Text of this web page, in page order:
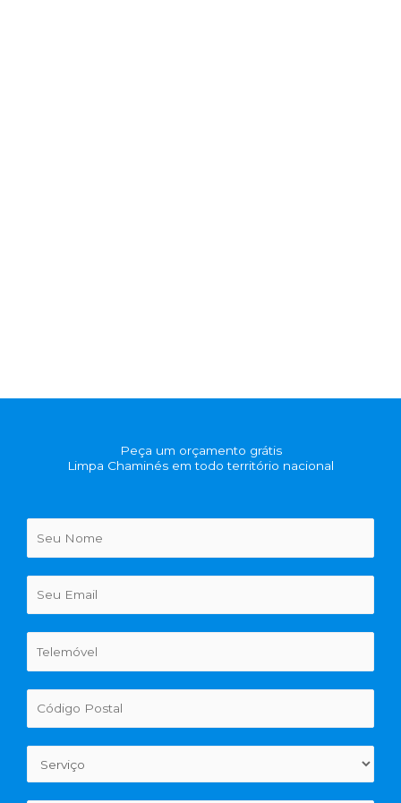
Peça um orçamento grátis
Limpa Chaminés em todo território nacional